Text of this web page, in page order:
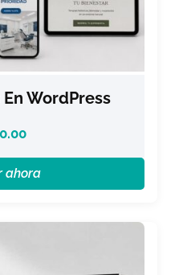
WordPress
ahora